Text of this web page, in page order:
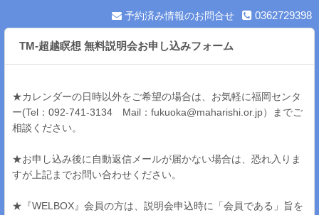
予約済み情報のお問合せ 0362729398
TM-超越瞑想 無料説明会お申し込みフォーム
★カレンダーの日時以外をご希望の場合は、お気軽に福岡センタ
ー(Tel：092-741-3134　Mail：fukuoka@maharishi.or.jp）までご
相談ください。
★お申し込み後に自動返信メールが届かない場合は、恐れ入りま
すが上記までお問い合わせください。
★『WELBOX』会員の方は、説明会申込時に「会員である」旨を